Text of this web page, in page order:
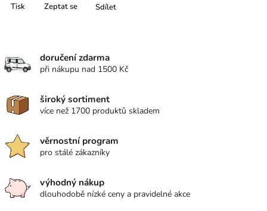
Tisk Zeptat se Sdílet
doručení zdarma
při nákupu nad 1500 Kč
široký sortiment
více než 1700 produktů skladem
věrnostní program
pro stálé zákazníky
výhodný nákup
dlouhodobě nízké ceny a pravidelné akce